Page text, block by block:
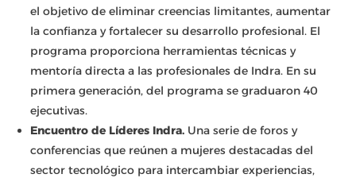
el objetivo de eliminar creencias limitantes, aumentar
la confianza y fortalecer su desarrollo profesional. El
programa proporciona herramientas técnicas y
mentoría directa a las profesionales de Indra. En su
primera generación, del programa se graduaron 40
ejecutivas.
Encuentro de Líderes Indra. Una serie de foros y
conferencias que reúnen a mujeres destacadas del
sector tecnológico para intercambiar experiencias,